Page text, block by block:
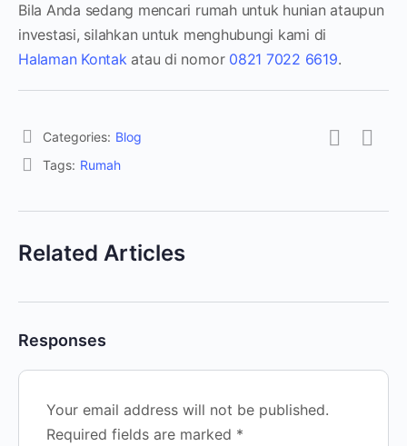
Bila Anda sedang mencari rumah untuk hunian ataupun
investasi, silahkan untuk menghubungi kami di
Halaman Kontakatau di nomor 0821 7022 6619.
Categories: Blog
Tags: Rumah
Related Articles
Responses
Your email address will not be published.
Required fields are marked *